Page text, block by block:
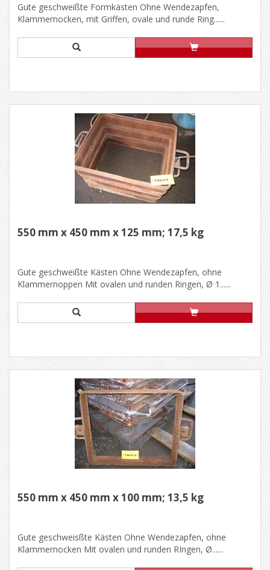
Gute geschweißte Formkästen Ohne Wendezapfen,
Klammernocken, mit Griffen, ovale und runde Ring......
550 mm x 450 mm x 125 mm; 17,5 kg
Gute geschweißte Kästen Ohne Wendezapfen, ohne
Klammernoppen Mit ovalen und runden Ringen, Ø 1......
550 mm x 450 mm x 100 mm; 13,5 kg
Gute geschweisßte Kästen Ohne Wendezapfen, ohne
Klammernocken Mit ovalen und runden RIngen, Ø......